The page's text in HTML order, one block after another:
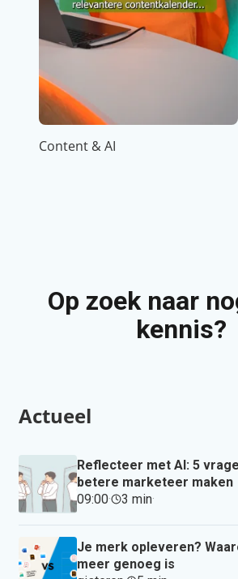
Content & AI
Op zoek naar
kennis?
Actueel
Reflecteer met AI: 5
betere marketeer maken
09:00· 3 min·
Je merk opleveren?
meer genoeg is